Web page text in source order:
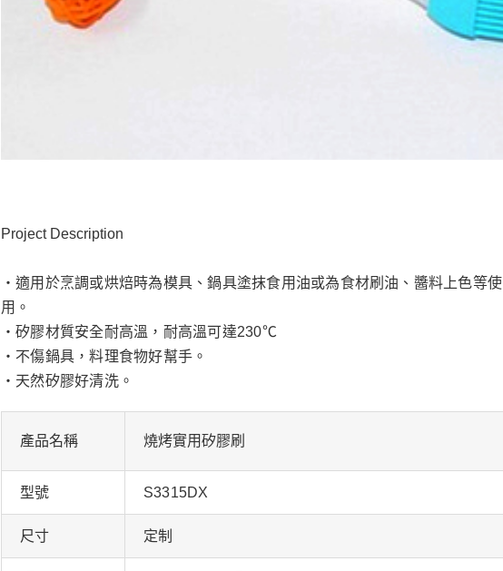
Project Description
‧適用於烹調或烘焙時為模具、鍋具塗抹食用油或為食材刷油、醬料上色等使
用。
‧矽膠材質安全耐高溫，耐高溫可達230℃
‧不傷鍋具，料理食物好幫手。
‧天然矽膠好清洗。
產品名稱 燒烤實用矽膠刷
型號 S3315DX
尺寸 定制